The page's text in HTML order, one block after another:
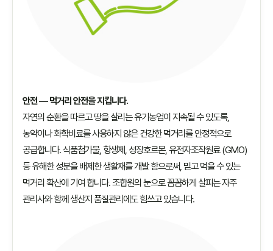
안전 — 먹거리 안전을 지킵니다.
자연의 순환을 따르고 땅을 살리는 유기농업이 지속될 수 있도록,
농약이나 화학비료를 사용하지 않은 건강한 먹거리를 안정적으로
공급합니다. 식품첨가물, 항생제, 성장호르몬, 유전자조작원료 (GMO)
등 유해한 성분을 배제한 생활재를 개발 함으로써, 믿고 먹을 수 있는
먹거리 확산에 기여 합니다. 조합원의 눈으로 꼼꼼하게 살피는 자주
관리사와 함께 생산지 품질관리에도 힘쓰고 있습니다.